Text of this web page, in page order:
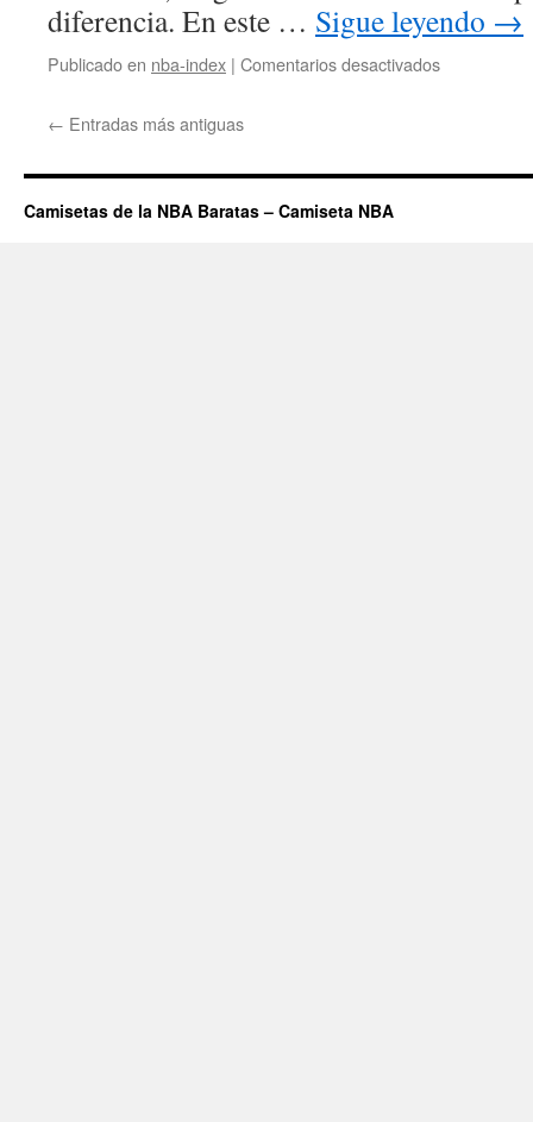
diferencia. En este … Sigue leyendo →
Publicado en nba-index | Comentarios desactivadosen
← Entradas más antiguas
Camisetas de la NBA Baratas – Camiseta NBA